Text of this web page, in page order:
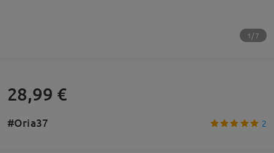
1/7
28,99 €
#Oria37 2